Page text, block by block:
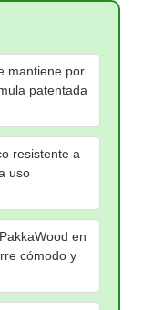
mantiene por
patentada
resistente a
uso
en
cómodo y